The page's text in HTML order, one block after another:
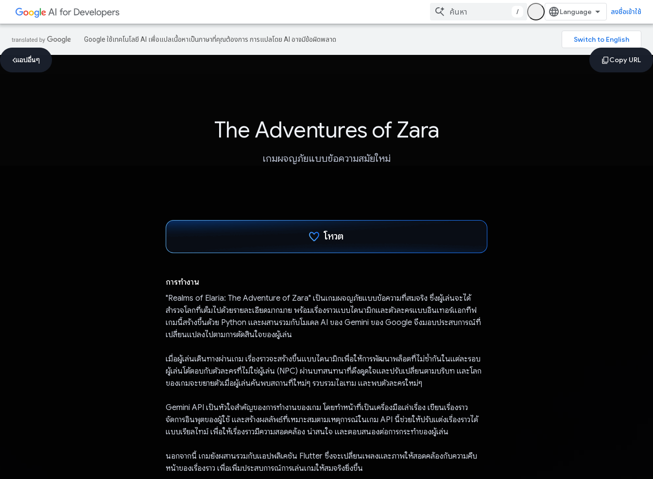
/ ลงชื่อเข้าใช้
Google ใช้เทคโนโลยี AI เพื่อแปลเนื้อหาเป็นภาษาที่คุณต้องการ การแปลโดย AI อาจมีข้อผิดพลาด
แอปอื่นๆ
The Adventures of Zara
เกมผจญภัยแบบข้อความสมัยใหม่
โหวต
การทำงาน
"Realms of Elaria: The Adventure of Zara" เป็นเกมผจญภัยแบบข้อความที่สมจริง ซึ่งผู้เล่นจะได้
สำรวจโลกที่เต็มไปด้วยรายละเอียดมากมาย พร้อมเรื่องราวแบบไดนามิกและตัวละครแบบอินเทอร์แอกทีฟ
เกมนี้สร้างขึ้นด้วย Python และผสานรวมกับโมเดล AI ของ Gemini ของ Google จึงมอบประสบการณ์ที่
เปลี่ยนแปลงไปตามการตัดสินใจของผู้เล่น
เมื่อผู้เล่นเดินทางผ่านเกม เรื่องราวจะสร้างขึ้นแบบไดนามิกเพื่อให้การพัฒนาพล็อตที่ไม่ซ้ำกันในแต่ละรอบ
ผู้เล่นโต้ตอบกับตัวละครที่ไม่ใช่ผู้เล่น (NPC) ผ่านบทสนทนาที่ดึงดูดใจและปรับเปลี่ยนตามบริบท และโลก
ของเกมจะขยายตัวเมื่อผู้เล่นค้นพบสถานที่ใหม่ๆ รวบรวมไอเทม และพบตัวละครใหม่ๆ
Gemini API เป็นหัวใจสำคัญของการทํางานของเกม โดยทำหน้าที่เป็นเครื่องมือเล่าเรื่อง เขียนเรื่องราว
จัดการอินพุตของผู้ใช้ และสร้างผลลัพธ์ที่เหมาะสมตามเหตุการณ์ในเกม API นี้ช่วยให้ปรับแต่งเรื่องราวได้
แบบเรียลไทม์ เพื่อให้เรื่องราวมีความสอดคล้อง น่าสนใจ และตอบสนองต่อการกระทำของผู้เล่น
นอกจากนี้ เกมยังผสานรวมกับแอปพลิเคชัน Flutter ซึ่งจะเปลี่ยนเพลงและภาพให้สอดคล้องกับความคืบ
หน้าของเรื่องราว เพื่อเพิ่มประสบการณ์การเล่นเกมให้สมจริงยิ่งขึ้น